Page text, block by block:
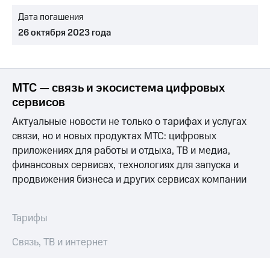
и акционерам
Корпоративное
Корпоративный
секретарь
Раскрытие
информации
Информация
акционерам
Документы
ПАО
"МТС"
Собрания
акционеров
капитал
Дата погашения
26 октября 2023 года
МТС — связь и экосистема цифровых
сервисов
Актуальные новости не только о тарифах и услугах
связи, но и новых продуктах МТС: цифровых
приложениях для работы и отдыха, ТВ и медиа,
финансовых сервисах, технологиях для запуска и
продвижения бизнеса и других сервисах компании
Тарифы
Связь, ТВ и интернет